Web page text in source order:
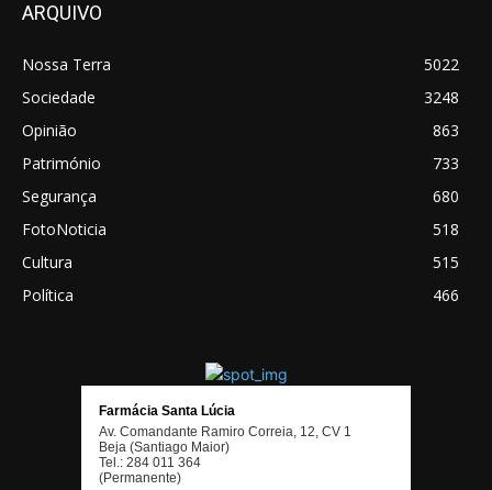
ARQUIVO
Nossa Terra
5022
Sociedade
3248
Opinião
863
Património
733
Segurança
680
FotoNoticia
518
Cultura
515
Política
466